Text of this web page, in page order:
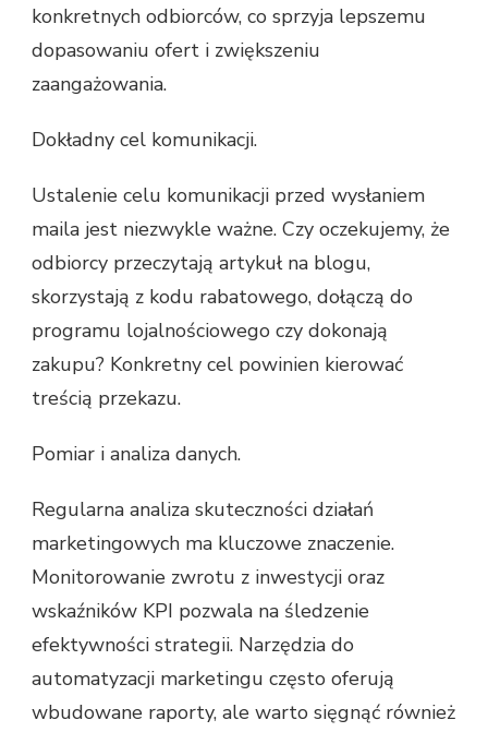
konkretnych odbiorców, co sprzyja lepszemu
dopasowaniu ofert i zwiększeniu
zaangażowania.
Dokładny cel komunikacji.
Ustalenie celu komunikacji przed wysłaniem
maila jest niezwykle ważne. Czy oczekujemy, że
odbiorcy przeczytają artykuł na blogu,
skorzystają z kodu rabatowego, dołączą do
programu lojalnościowego czy dokonają
zakupu? Konkretny cel powinien kierować
treścią przekazu.
Pomiar i analiza danych.
Regularna analiza skuteczności działań
marketingowych ma kluczowe znaczenie.
Monitorowanie zwrotu z inwestycji oraz
wskaźników KPI pozwala na śledzenie
efektywności strategii. Narzędzia do
automatyzacji marketingu często oferują
wbudowane raporty, ale warto sięgnąć również